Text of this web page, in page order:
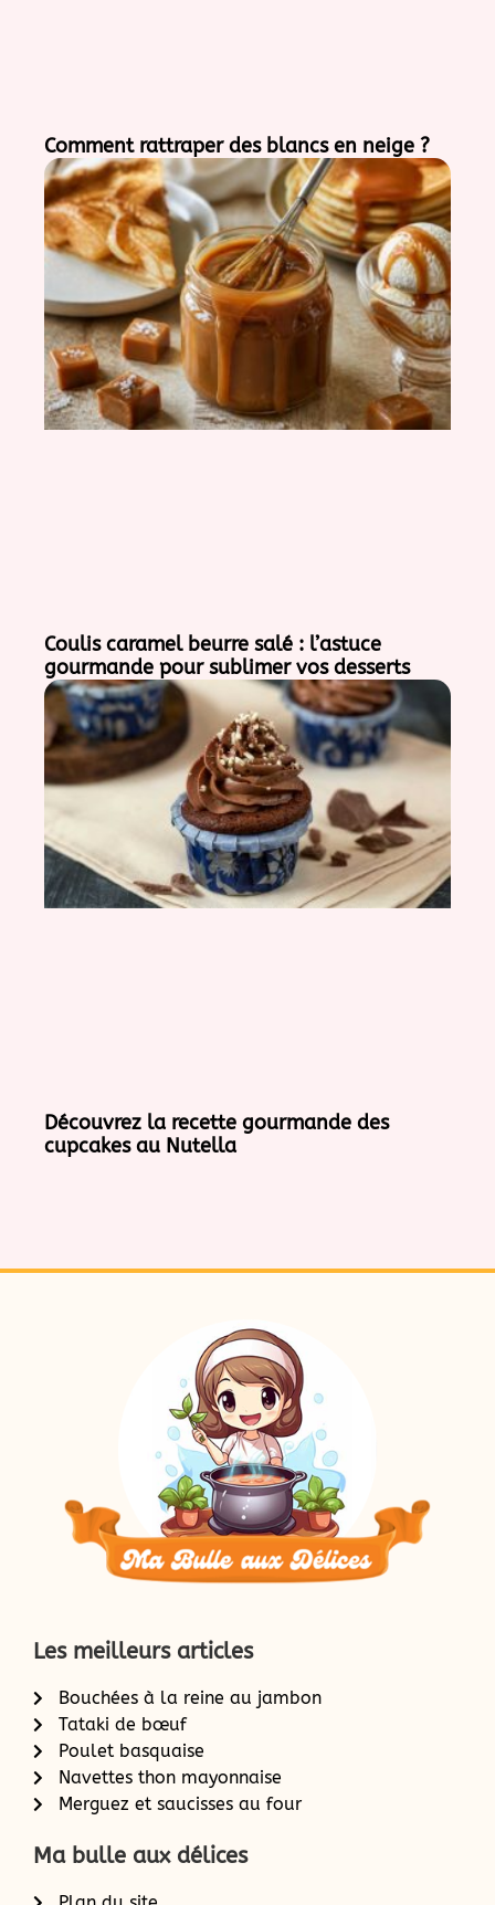
Comment rattraper des blancs en neige ?
Coulis caramel beurre salé : l’astuce
gourmande pour sublimer vos desserts
Découvrez la recette gourmande des
cupcakes au Nutella
Les meilleurs articles
Bouchées à la reine au jambon
Tataki de bœuf
Poulet basquaise
Navettes thon mayonnaise
Merguez et saucisses au four
Ma bulle aux délices